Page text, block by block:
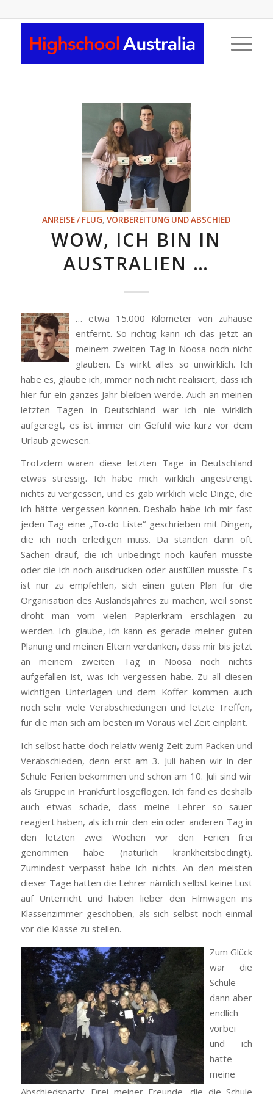
ANREISE / FLUG,VORBEREITUNG UND ABSCHIED
WOW, ICH BIN IN
AUSTRALIEN …
… etwa 15.000 Kilometer von zuhause
entfernt. So richtig kann ich das jetzt an
meinem zweiten Tag in Noosa noch nicht
glauben. Es wirkt alles so unwirklich. Ich
habe es, glaube ich, immer noch nicht realisiert, dass ich
hier für ein ganzes Jahr bleiben werde. Auch an meinen
letzten Tagen in Deutschland war ich nie wirklich
aufgeregt, es ist immer ein Gefühl wie kurz vor dem
Urlaub gewesen.
Trotzdem waren diese letzten Tage in Deutschland
etwas stressig. Ich habe mich wirklich angestrengt
nichts zu vergessen, und es gab wirklich viele Dinge, die
ich hätte vergessen können. Deshalb habe ich mir fast
jeden Tag eine „To-do Liste“ geschrieben mit Dingen,
die ich noch erledigen muss. Da standen dann oft
Sachen drauf, die ich unbedingt noch kaufen musste
oder die ich noch ausdrucken oder ausfüllen musste. Es
ist nur zu empfehlen, sich einen guten Plan für die
Organisation des Auslandsjahres zu machen, weil sonst
droht man vom vielen Papierkram erschlagen zu
werden. Ich glaube, ich kann es gerade meiner guten
Planung und meinen Eltern verdanken, dass mir bis jetzt
an meinem zweiten Tag in Noosa noch nichts
aufgefallen ist, was ich vergessen habe. Zu all diesen
wichtigen Unterlagen und dem Koffer kommen auch
noch sehr viele Verabschiedungen und letzte Treffen,
für die man sich am besten im Voraus viel Zeit einplant.
Ich selbst hatte doch relativ wenig Zeit zum Packen und
Verabschieden, denn erst am 3. Juli haben wir in der
Schule Ferien bekommen und schon am 10. Juli sind wir
als Gruppe in Frankfurt losgeflogen. Ich fand es deshalb
auch etwas schade, dass meine Lehrer so sauer
reagiert haben, als ich mir den ein oder anderen Tag in
den letzten zwei Wochen vor den Ferien frei
genommen habe (natürlich krankheitsbedingt).
Zumindest verpasst habe ich nichts. An den meisten
dieser Tage hatten die Lehrer nämlich selbst keine Lust
auf Unterricht und haben lieber den Filmwagen ins
Klassenzimmer geschoben, als sich selbst noch einmal
vor die Klasse zu stellen.
Zum Glück
war die
Schule
dann aber
endlich
vorbei
und ich
hatte
meine
Abschiedsparty. Drei meiner Freunde, die die Schule